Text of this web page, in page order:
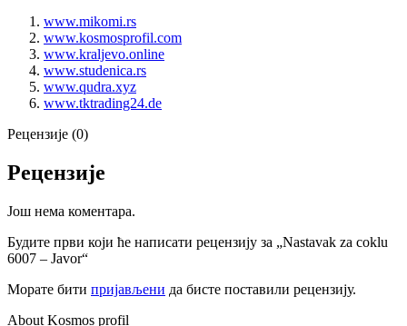
www.mikomi.rs
www.kosmosprofil.com
www.kraljevo.online
www.studenica.rs
www.qudra.xyz
www.tktrading24.de
Рецензије (0)
Рецензије
Још нема коментара.
Будите први који ће написати рецензију за „Nastavak za coklu
6007 – Javor“
Морате бити пријављени да бисте поставили рецензију.
About Kosmos profil